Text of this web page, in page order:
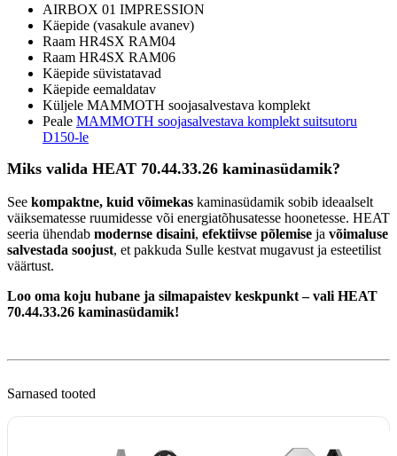
AIRBOX 01 IMPRESSION
Käepide (vasakule avanev)
Raam HR4SX RAM04
Raam HR4SX RAM06
Käepide süvistatavad
Käepide eemaldatav
Küljele MAMMOTH soojasalvestava komplekt
Peale MAMMOTH soojasalvestava komplekt suitsutoru
D150-le
Miks valida HEAT 70.44.33.26 kaminasüdamik?
See kompaktne, kuid võimekas kaminasüdamik sobib ideaalselt
väiksematesse ruumidesse või energiatõhusatesse hoonetesse. HEAT
seeria ühendab modernse disaini, efektiivse põlemise ja võimaluse
salvestada soojust, et pakkuda Sulle kestvat mugavust ja esteetilist
väärtust.
Loo oma koju hubane ja silmapaistev keskpunkt – vali HEAT
70.44.33.26 kaminasüdamik!
Sarnased tooted